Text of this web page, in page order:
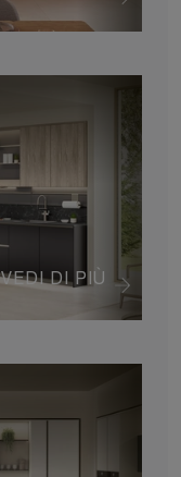
VEDI DI PIÙ